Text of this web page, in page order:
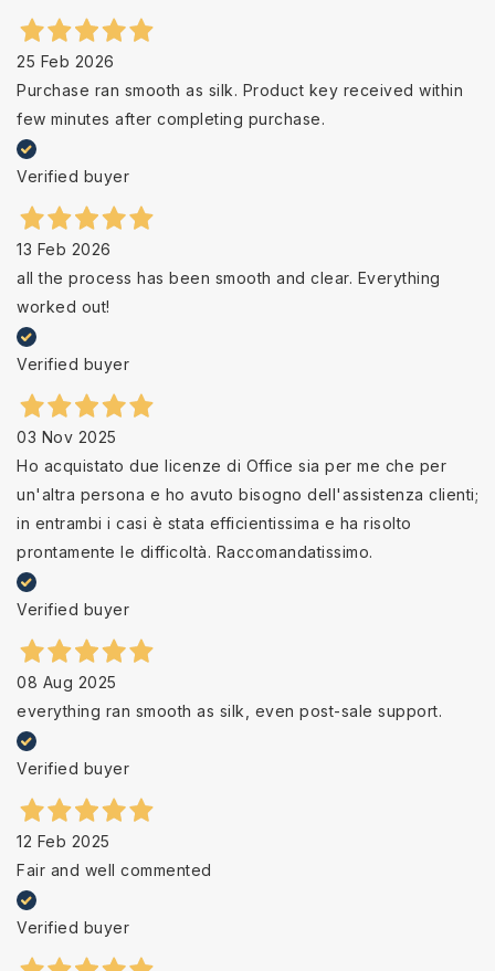
25 Feb 2026
Purchase ran smooth as silk. Product key received within
few minutes after completing purchase.
Verified buyer
13 Feb 2026
all the process has been smooth and clear. Everything
worked out!
Verified buyer
03 Nov 2025
Ho acquistato due licenze di Office sia per me che per
un'altra persona e ho avuto bisogno dell'assistenza clienti;
in entrambi i casi è stata efficientissima e ha risolto
prontamente le difficoltà. Raccomandatissimo.
Verified buyer
08 Aug 2025
everything ran smooth as silk, even post-sale support.
Verified buyer
12 Feb 2025
Fair and well commented
Verified buyer